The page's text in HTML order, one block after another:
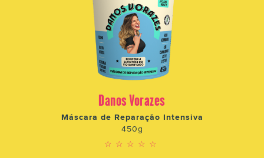
Danos Vorazes
Máscara de Reparação Intensiva
450g
☆☆☆☆☆